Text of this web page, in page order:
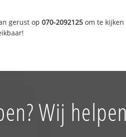
gerust op070-2092125 om te
Wij